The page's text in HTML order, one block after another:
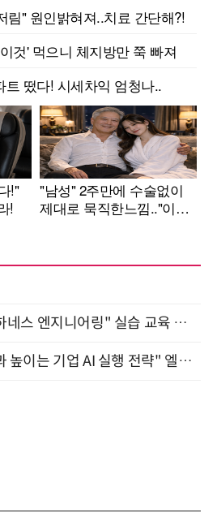
현업에서 바로 쓰는 "하네스 엔지니어링" 실습 교육 워크숍 8월 20일 개최
"AI ROI 시대, 투자 성과 높이는 기업 AI 실행 전략" 엘타워 6층 (9월 18일)